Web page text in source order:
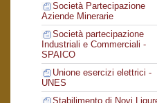
Società Partecipazione
Aziende Minerarie
Società partecipazione
Industriali e Commerciali -
SPAICO
Unione esercizi elettrici -
UNES
Stabilimento di Novi